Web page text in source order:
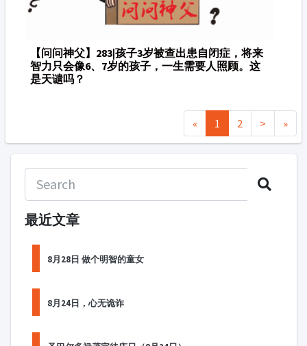
【问问神父】283|孩子3岁被查出患自闭症，将来
智力只会像6、7岁的孩子，一生需要人照顾。这
是天谴吗？
« 1 2 > »
最近文章
8月28日 做个明智的童女
8月24日，心无诡诈